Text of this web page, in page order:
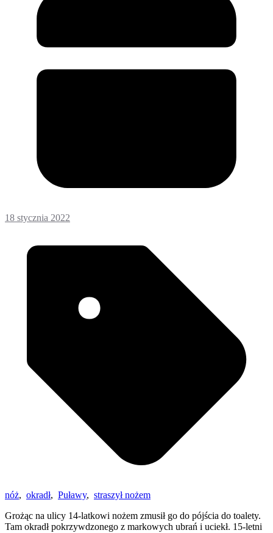
18 stycznia 2022
nóż, okradł, Puławy, straszył nożem
Grożąc na ulicy 14-latkowi nożem zmusił go do pójścia do toalety.
Tam okradł pokrzywdzonego z markowych ubrań i uciekł. 15-letni